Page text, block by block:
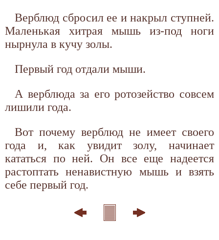
Верблюд сбросил ее и накрыл ступней.
Маленькая хитрая мышь из-под ноги
нырнула в кучу золы.
Первый год отдали мыши.
А верблюда за его ротозейство совсем
лишили года.
Вот почему верблюд не имеет своего
года и, как увидит золу, начинает
кататься по ней. Он все еще надеется
растоптать ненавистную мышь и взять
себе первый год.